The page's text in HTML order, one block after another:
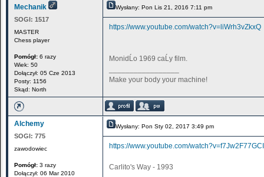
Mechanik
SOGI: 1517
MASTER
Chess player
Pomógł: 6 razy
Wiek: 50
Dołączył: 05 Cze 2013
Posty: 1156
Skąd: North
Wysłany: Pon Lis 21, 2016 7:11 pm
https://www.youtube.com/watch?v=liWrh3vZkxQ
MonidĹo 1969 caĹy film.
Make your body your machine!
Alchemy
SOGI: 775
zawodowiec
Pomógł: 3 razy
Dołączył: 06 Mar 2010
Wysłany: Pon Sty 02, 2017 3:49 pm
https://www.youtube.com/watch?v=f7Jw2F77GCI
Carlito's Way - 1993